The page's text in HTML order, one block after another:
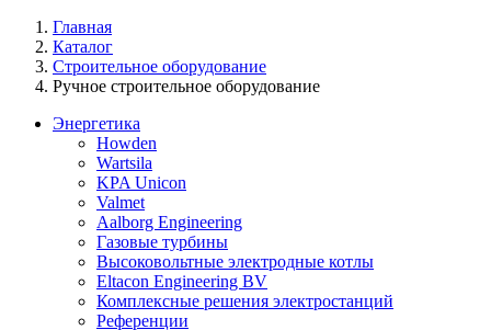
Главная
Каталог
Строительное оборудование
Ручное строительное оборудование
Энергетика
Howden
Wartsila
KPA Unicon
Valmet
Aalborg Engineering
Газовые турбины
Высоковольтные электродные котлы
Eltacon Engineering BV
Комплексные решения электростанций
Референции